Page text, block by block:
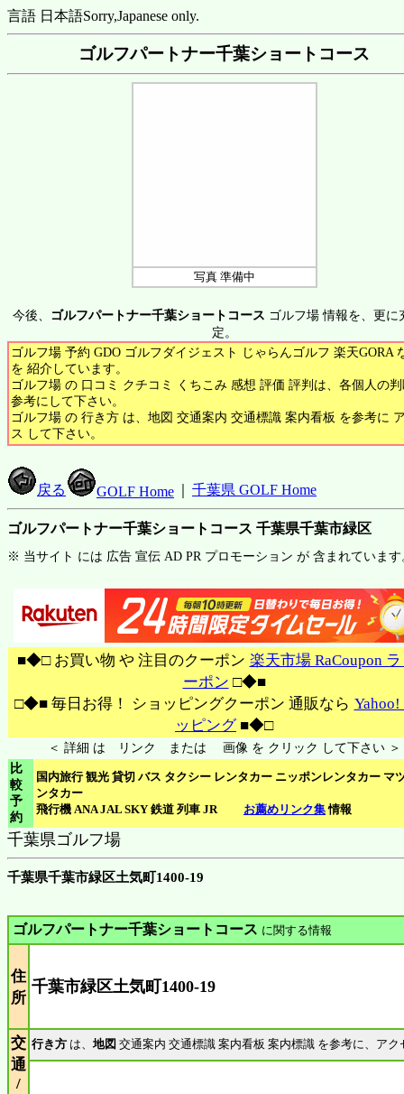
言語 日本語Sorry,Japanese only.
ゴルフパートナー千葉ショートコース
写真 準備中
今後、 ゴルフパートナー千葉ショートコース ゴルフ場 情報を、更に
定。
ゴルフ場 予約 GDO ゴルフダイジェスト じゃらんゴルフ 楽天GORA
を 紹介しています。
ゴルフ場 の 口コミ クチコミ くちこみ 感想 評価 評判は、各個人の
参考にして下さい。
ゴルフ場 の 行き方 は、地図 交通案内 交通標識 案内看板 を参考に
ス して下さい。
戻る GOLF Home 千葉県 GOLF Home
ゴルフパートナー千葉ショートコース 千葉県千葉市緑区
※ 当サイト には 広告 宣伝 AD PR プロモーション が 含まれています
■◆□ お買い物 や 注目のクーポン 楽天市場 RaCoupon
ーポン □◆■
□◆■ 毎日お得！ ショッピングクーポン 通販なら
ッピング■◆□
＜ 詳細 は リンク または 画像 を クリック して下さい ＞
比
較
予
約
国内旅行 観光 貸切 バス タクシー レンタカー ニッポンレンタカー マ
ンタカー
飛行機 ANA JAL SKY 鉄道 列車 JR お薦めリンク集情報
千葉県ゴルフ場
千葉県千葉市緑区土気町1400-19
ゴルフパートナー千葉ショートコース に関する情報
住
所
千葉市緑区土気町1400-19
交
通
/
行き方 は、 地図 交通案内 交通標識 案内看板 案内標識 を参考に、アク